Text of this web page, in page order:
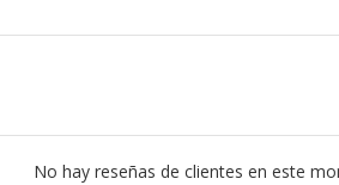
No hay reseñas de clientes en este